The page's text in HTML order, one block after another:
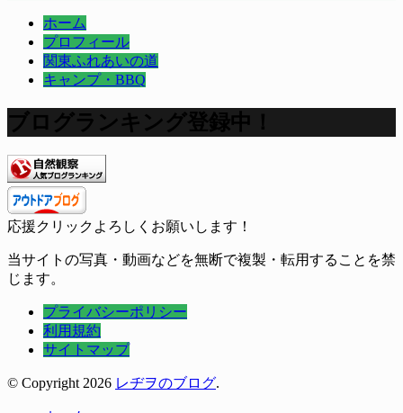
ホーム
プロフィール
関東ふれあいの道
キャンプ・BBQ
ブログランキング登録中！
応援クリックよろしくお願いします！
当サイトの写真・動画などを無断で複製・転用することを禁
じます。
プライバシーポリシー
利用規約
サイトマップ
© Copyright 2026 レヂヲのブログ.